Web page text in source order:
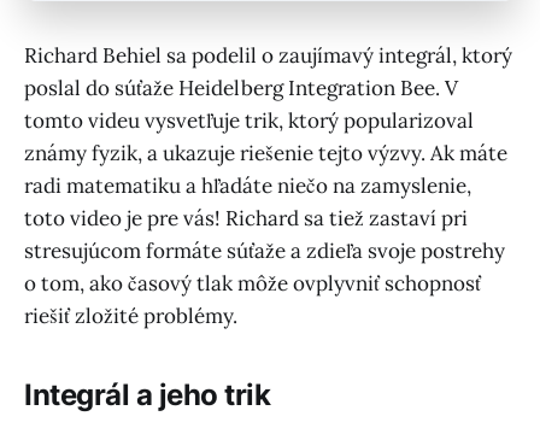
Richard Behiel sa podelil o zaujímavý integrál, ktorý
poslal do súťaže Heidelberg Integration Bee. V
tomto videu vysvetľuje trik, ktorý popularizoval
známy fyzik, a ukazuje riešenie tejto výzvy. Ak máte
radi matematiku a hľadáte niečo na zamyslenie,
toto video je pre vás! Richard sa tiež zastaví pri
stresujúcom formáte súťaže a zdieľa svoje postrehy
o tom, ako časový tlak môže ovplyvniť schopnosť
riešiť zložité problémy.
Integrál a jeho trik